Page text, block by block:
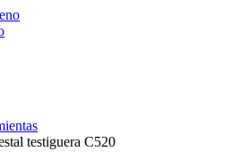
testiguera C520